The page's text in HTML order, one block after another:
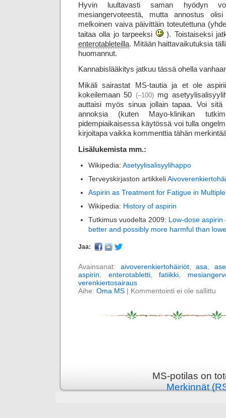
Hyvin luultavasti saman hyödyn
mesiangervoteestä, mutta annostus
melkoinen vaiva päivittäin toteutettuna
taitaa olla jo tarpeeksi
). Toistaiseksi
entero­tableteilla. Mitään haitta­vaikutuksia
huomannut.
Kannabislääkitys jatkuu tässä ohella
Mikäli sairastat MS-tautia ja et ole
kokeilemaan 50 (–100)mg
auttaisi myös sinua jollain tapaa. Voi sitä
annoksia (kuten Mayo-klinikan
pidempiaikaisessa käytössä voi tulla
kirjoitapa vaikka kommenttia tähän
Lisälukemista mm.:
Wikipedia: Asetyylisalisyylihappo
Terveyskirjaston artikkeli
Aspirin as Treatment for Fatigue in
Wikipedia: History of aspirin
Tutkimus vuodelta 2009: Low-dose aspirin
better and possibly more harmful than
Jaa:
Avainsanat: aivoverenkiertohäiriöt, asa
aspirin
enterotabletti, fatiikki
verenkiertosairaus
Aihe: Oma MS | Kommentointi ei ole sallittu
MS-potilas on
Merkinnät